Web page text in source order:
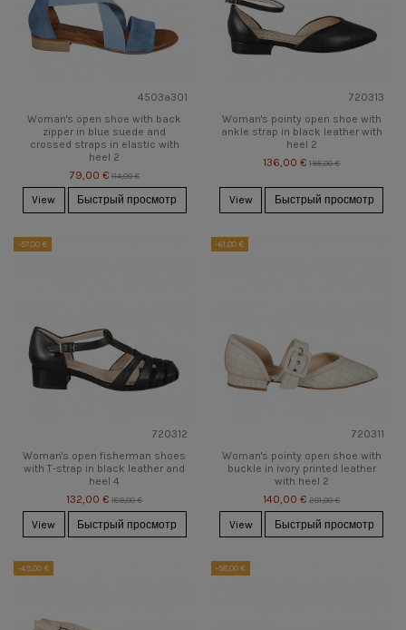
4503a301
Woman's open shoe with back
zipper in blue suede and
crossed straps in elastic with
heel 2
79,00 € 114,00 €
View Быстрый просмотр
720313
Woman's pointy open shoe with
ankle strap in black leather with
heel 2
136,00 € 195,00 €
View Быстрый просмотр
-57,00 €
720312
Woman's open fisherman shoes
with T-strap in black leather and
heel 4
132,00 € 189,00 €
View Быстрый просмотр
-61,00 €
720311
Woman's pointy open shoe with
buckle in ivory printed leather
with heel 2
140,00 € 201,00 €
View Быстрый просмотр
-49,00 € -58,00 €